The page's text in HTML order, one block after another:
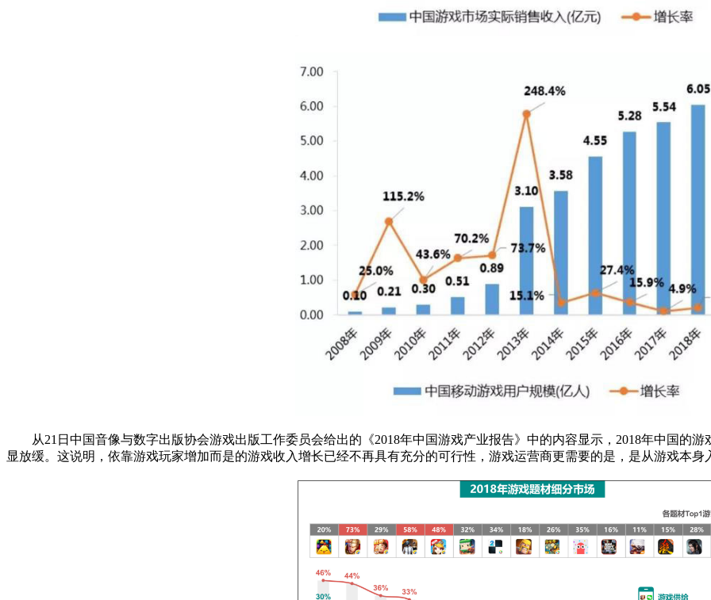
从21日中国音像与数字出版协会游戏出版工作委员会给出的《2018年中国游戏产业报告》中的内容显示，2018年中国的
显放缓。这说明，依靠游戏玩家增加而是的游戏收入增长已经不再具有充分的可行性，游戏运营商更需要的是，是从游戏本身